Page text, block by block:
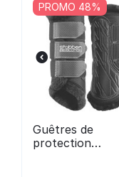
PROMO 48%
Guêtres de
protection